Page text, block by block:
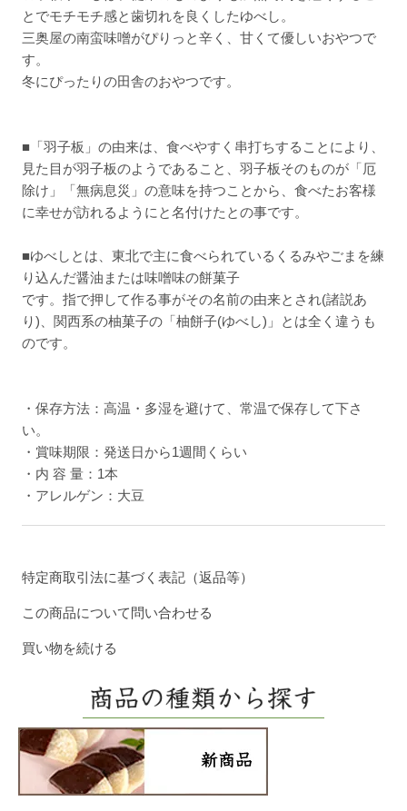
とでモチモチ感と歯切れを良くしたゆべし。
三奥屋の南蛮味噌がぴりっと辛く、甘くて優しいおやつで
す。
冬にぴったりの田舎のおやつです。
■「羽子板」の由来は、食べやすく串打ちすることにより、
見た目が羽子板のようであること、羽子板そのものが「厄
除け」「無病息災」の意味を持つことから、食べたお客様
に幸せが訪れるようにと名付けたとの事です。
■ゆべしとは、東北で主に食べられているくるみやごまを練
り込んだ醤油または味噌味の餅菓子
です。指で押して作る事がその名前の由来とされ(諸説あ
り)、関西系の柚菓子の「柚餅子(ゆべし)」とは全く違うも
のです。
・保存方法：高温・多湿を避けて、常温で保存して下さ
い。
・賞味期限：発送日から1週間くらい
・内 容 量：1本
・アレルゲン：大豆
特定商取引法に基づく表記（返品等）
この商品について問い合わせる
買い物を続ける